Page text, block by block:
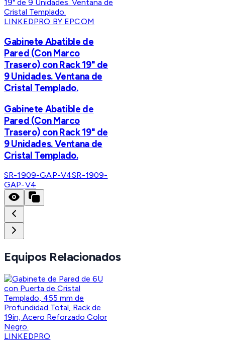
LINKEDPRO BY EPCOM
Gabinete Abatible de
Pared (Con Marco
Trasero) con Rack 19" de
9 Unidades. Ventana de
Cristal Templado.
Gabinete Abatible de
Pared (Con Marco
Trasero) con Rack 19" de
9 Unidades. Ventana de
Cristal Templado.
SR-1909-GAP-V4SR-1909-
GAP-V4
Equipos Relacionados
LINKEDPRO